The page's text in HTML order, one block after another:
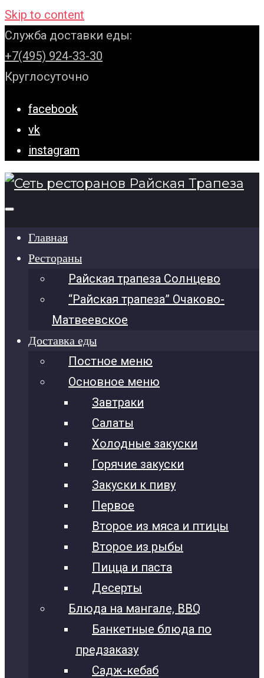
Skip to content
Служба доставки еды:
+7(495) 924-33-30
Круглосуточно
facebook
vk
instagram
Главная
Рестораны
Райская трапеза Солнцево
“Райская трапеза” Очаково-
Матвеевское
Доставка еды
Постное меню
Основное меню
Завтраки
Салаты
Холодные закуски
Горячие закуски
Закуски к пиву
Первое
Второе из мяса и птицы
Второе из рыбы
Пицца и паста
Десерты
Блюда на мангале, BBQ
Банкетные блюда по
предзаказу
Садж-кебаб